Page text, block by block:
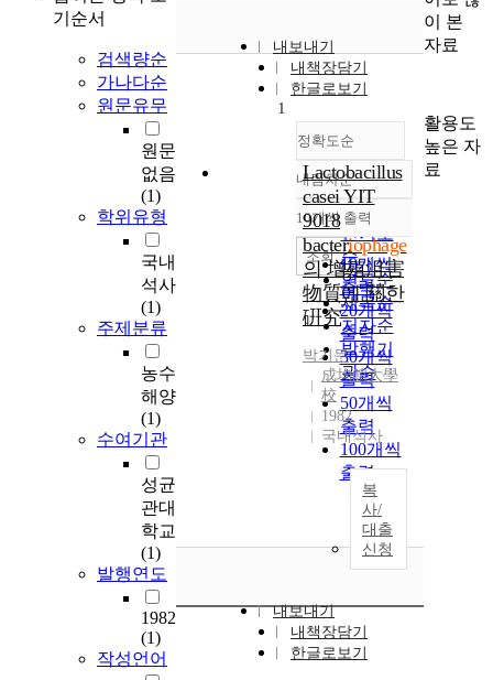
기순서
검색량순
가나다순
원문유무
원문
없음
(1)
학위유형
국내
석사
(1)
주제분류
농수
해양
(1)
수여기관
성균
관대
학교
(1)
발행연도
1982
(1)
작성언어
내보내기
내책장담기
한글로보기
정확도순
정확도
순
인기도
순
연도순
제목순
저자순
발행기
관순
내림차순
내림차순
10개씩 출력
10개씩
출력
20개씩
출력
30개씩
출력
50개씩
출력
100개씩
출력
조회
1
Lactobacillus
casei YIT
9018
bacteriophage
의 增殖沮害
物質에 關한
硏究
박기문
成均館大學
校
1982
국내석사
복
사/
대출
신청
내보내기
내책장담기
한글로보기
이 본
자료
활용도
높은 자
료